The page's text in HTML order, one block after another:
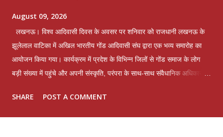
August 09, 2026
लखनऊ। विश्व आदिवासी दिवस के अवसर पर शनिवार को राजधानी लखनऊ के
झूलेलाल वाटिका में अखिल भारतीय गोंड आदिवासी संघ द्वारा एक भव्य समारोह का
आयोजन किया गया। कार्यक्रम में प्रदेश के विभिन्न जिलों से गोंड समाज के लोग
बड़ी संख्या में पहुंचे और अपनी संस्कृति, परंपरा के साथ-साथ संवैधानिक अधिकारों
सरकार के नाम एक स्मारक पत्र तैयार कर उसे शासन को प्रेषित करने की घोषणा
SHARE POST A COMMENT